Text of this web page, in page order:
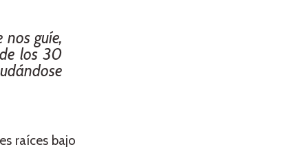
guíe,
los 30
raíces bajo